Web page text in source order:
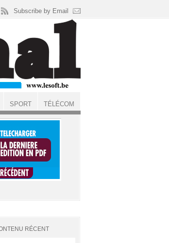
RÉCENT
Subscribe by Email
SPORT TÉLÉCOM